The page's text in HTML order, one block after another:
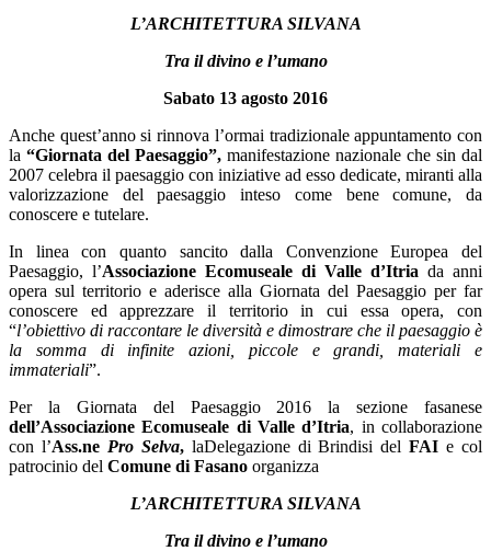
L’ARCHITETTURA SILVANA
Tra il divino e l’umano
Sabato 13 agosto 2016
Anche quest’anno si rinnova l’ormai tradizionale appuntamento con
la “Giornata del Paesaggio”, manifestazione nazionale che sin dal
2007 celebra il paesaggio con iniziative ad esso dedicate, miranti alla
valorizzazione del paesaggio inteso come bene comune, da
conoscere e tutelare.
In linea con quanto sancito dalla Convenzione Europea del
Paesaggio, l’Associazione Ecomuseale di Valle d’Itria da anni
opera sul territorio e aderisce alla Giornata del Paesaggio per far
conoscere ed apprezzare il territorio in cui essa opera, con
“l’obiettivo di raccontare le diversità e dimostrare che il paesaggio è
la somma di infinite azioni, piccole e grandi, materiali e
immateriali”.
Per la Giornata del Paesaggio 2016 la sezione fasanese
dell’Associazione Ecomuseale di Valle d’Itria, in collaborazione
con l’Ass.ne Pro Selva, laDelegazione di Brindisi del FAIe col
patrocinio del Comune di Fasano organizza
L’ARCHITETTURA SILVANA
Tra il divino e l’umano